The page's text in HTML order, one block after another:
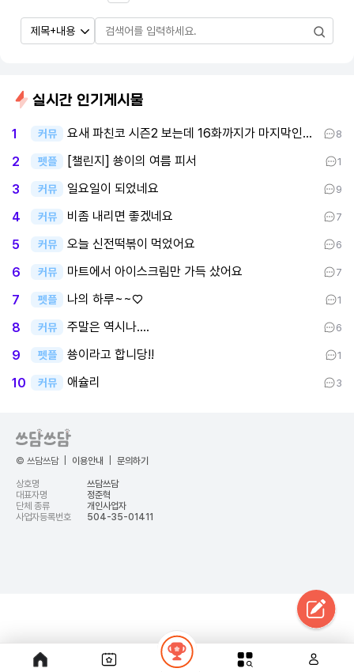
실시간 인기게시물
1 커뮤 요새 파친코 시즌2 보는데 16화까지가 마지막인데 후반부까지 봤어요 8
2 펫플 [챌린지] 쑝이의 여름 피서 1
3 커뮤 일요일이 되었네요 9
4 커뮤 비좀 내리면 좋겠네요 7
5 커뮤 오늘 신전떡볶이 먹었어요 6
6 커뮤 마트에서 아이스크림만 가득 샀어요 7
7 펫플 나의 하루~~♡ 1
8 커뮤 주말은 역시나.... 6
9 펫플 쑝이라고 합니당!! 1
10 커뮤 애슐리 3
© 쓰담쓰담 이용안내 문의하기
상호명
쓰담쓰담
대표자명
정준혁
단체 종류
개인사업자
사업자등록번호
504-35-01411
google-site-
verification=t8dijJLuOF8rtTrbSxaj2dJpbBUv_6lBsH4oB0EFW-c